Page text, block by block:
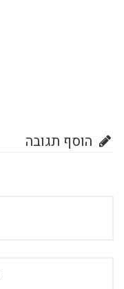
הוסף תגובה